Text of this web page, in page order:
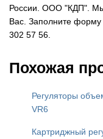
России. ООО "КДП". Мы
Вас. Заполните
302 57 56.
Похожая
Регуляторы
VR6
Картриджный